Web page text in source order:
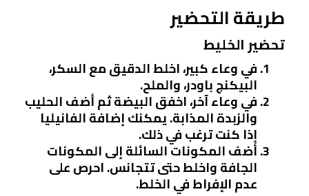
طريقة التحضير
تحضير الخليط
في وعاء كبير، اخلط الدقيق مع السكر،
البيكنج باودر، والملح.
في وعاء آخر، اخفق البيضة ثم أضف الحليب
والزبدة المذابة. يمكنك إضافة الفانيليا
إذا كنت ترغب في ذلك.
أضف المكونات السائلة إلى المكونات
الجافة واخلط حتى تتجانس. احرص على
عدم الإفراط في الخلط.